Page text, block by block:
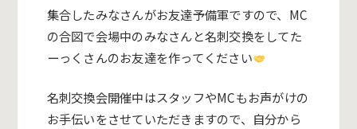
集合したみなさんがお友達予備軍ですので、MC
の合図で会場中のみなさんと名刺交換をしてた
ーっくさんのお友達を作ってください
名刺交換会開催中はスタッフやMCもお声がけの
お手伝いをさせていただきますので、自分から